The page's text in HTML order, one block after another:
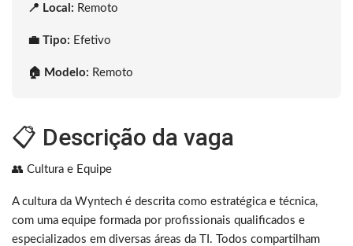
📍 Local: Remoto
💼 Tipo: Efetivo
🏠 Modelo: Remoto
📋 Descrição da vaga
👥 Cultura e Equipe
A cultura da Wyntech é descrita como estratégica e técnica,
com uma equipe formada por profissionais qualificados e
especializados em diversas áreas da TI. Todos compartilham